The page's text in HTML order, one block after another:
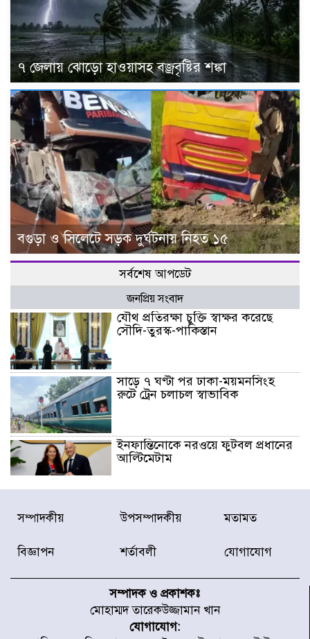
৭ জেলায় ঝোড়ো হাওয়াসহ বজ্রবৃষ্টির শঙ্কা
বগুড়া ও সিলেটে সড়ক দুর্ঘটনায় নিহত ১৫
সর্বশেষ আপডেট
জনপ্রিয় সংবাদ
যৌথ প্রতিরক্ষা চুক্তি স্বাক্ষর করেছে
সৌদি-তুরস্ক-পাকিস্তান
সাড়ে ৭ ঘণ্টা পর ঢাকা-ময়মনসিংহ
রুটে ট্রেন চলাচল স্বাভাবিক
ইনফান্তিনোকে নরওয়ে ফুটবল প্রধানের
আল্টিমেটাম
দেশে ভারি বৃষ্টির সতর্কবার্তা, ১০
জেলায় বন্যার পূর্বাভাস
স্থাপনের উদ্যোগ চান মিয়া ব্যাপারীর
সম্পাদকীয় উপসম্পাদকীয় মতামত
বিজ্ঞাপন শর্তাবলী যোগাযোগ
সম্পাদক ও প্রকাশকঃ
মোহাম্মদ তারেকউজ্জামান খান
যোগাযোগ: